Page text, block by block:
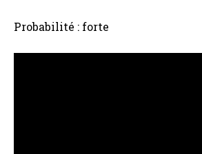
Probabilité : forte